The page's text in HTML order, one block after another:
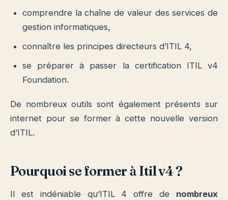
comprendre la chaîne de valeur des services de
gestion informatiques,
connaître les principes directeurs d’ITIL 4,
se préparer à passer la certification ITIL v4
Foundation.
De nombreux outils sont également présents sur
internet pour se former à cette nouvelle version
d’ITIL.
Pourquoi se former à Itil v4 ?
Il est indéniable qu’ITIL 4 offre de nombreux